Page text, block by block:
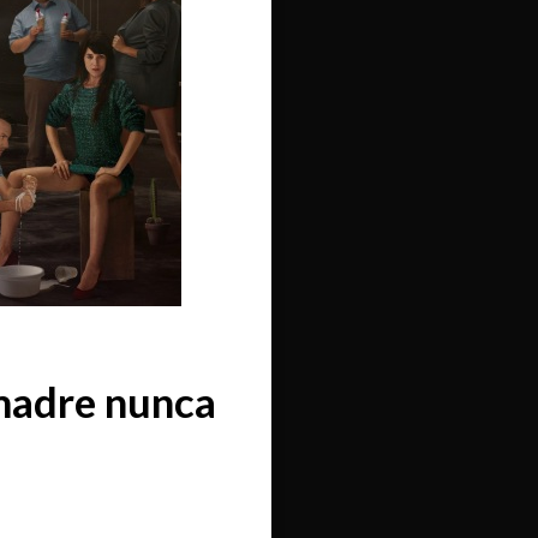
nunca